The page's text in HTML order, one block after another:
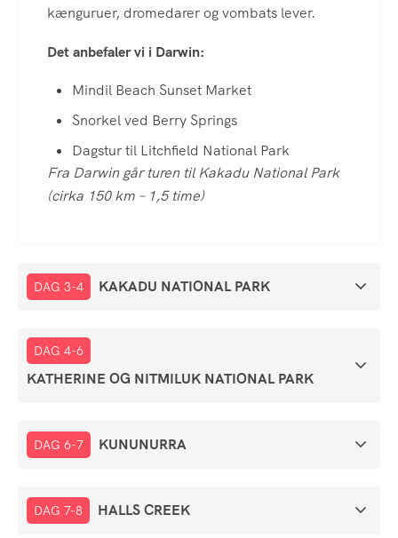
kænguruer, dromedarer og vombats lever.
Det anbefaler vi i Darwin:
Mindil Beach Sunset Market
Snorkel ved Berry Springs
Dagstur til Litchfield National Park
Fra Darwin går turen til Kakadu National Park
(cirka 150 km – 1,5 time)
DAG 3-4 KAKADU NATIONAL PARK
DAG 4-6
KATHERINE OG NITMILUK NATIONAL PARK
DAG 6-7 KUNUNURRA
DAG 7-8 HALLS CREEK